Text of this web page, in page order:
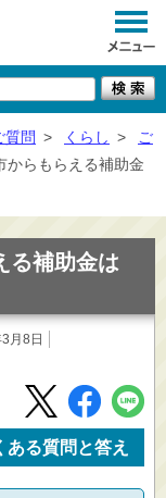
質問 > くらし >
ご
からもらえる補助金
る補助金は
月8日
る質問と答え